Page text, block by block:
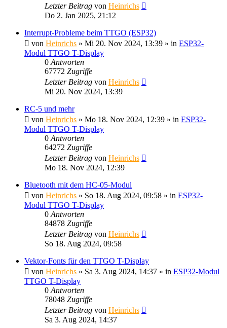
Letzter Beitrag von Heinrichs
Do 2. Jan 2025, 21:12
Interrupt-Probleme beim TTGO (ESP32)
von Heinrichs » Mi 20. Nov 2024, 13:39 » in ESP32-
Modul TTGO T-Display
0 Antworten
67772 Zugriffe
Letzter Beitrag von Heinrichs
Mi 20. Nov 2024, 13:39
RC-5 und mehr
von Heinrichs » Mo 18. Nov 2024, 12:39 » in ESP32-
Modul TTGO T-Display
0 Antworten
64272 Zugriffe
Letzter Beitrag von Heinrichs
Mo 18. Nov 2024, 12:39
Bluetooth mit dem HC-05-Modul
von Heinrichs » So 18. Aug 2024, 09:58 » in ESP32-
Modul TTGO T-Display
0 Antworten
84878 Zugriffe
Letzter Beitrag von Heinrichs
So 18. Aug 2024, 09:58
Vektor-Fonts für den TTGO T-Display
von Heinrichs » Sa 3. Aug 2024, 14:37 » in ESP32-Modul
TTGO T-Display
0 Antworten
78048 Zugriffe
Letzter Beitrag von Heinrichs
Sa 3. Aug 2024, 14:37